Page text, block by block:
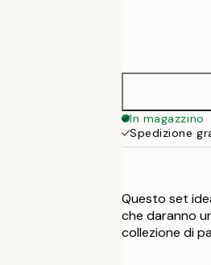
In magazzino
Spedizione
Questo set
che daranno
collezione di